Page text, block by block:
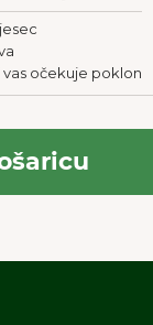
očekuje poklon